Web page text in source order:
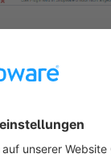
wird Dir für Deine
auch für